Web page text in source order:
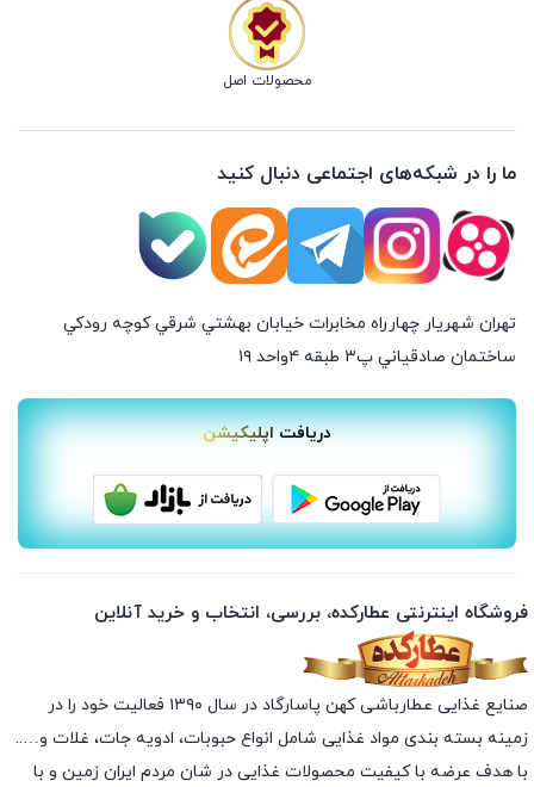
محصولات اصل
ما را در شبکه‌های اجتماعی دنبال کنید
تهران شهريار چهارراه مخابرات خيابان بهشتي شرقي كوچه رودكي
ساختمان صادقياني پ٣ طبقه ٤واحد ۱۹
دریافت اپلیکیشن
فروشگاه اینترنتی عطارکده، بررسی، انتخاب و خرید آنلاین
صنایع غذایی عطارباشی کهن پاسارگاد در سال ۱۳۹۰ فعالیت خود را در
زمینه بسته بندی مواد غذایی شامل انواع حبوبات، ادویه جات، غلات و…..
با هدف عرضه با کیفیت محصولات غذایی در شان مردم ایران زمین و با